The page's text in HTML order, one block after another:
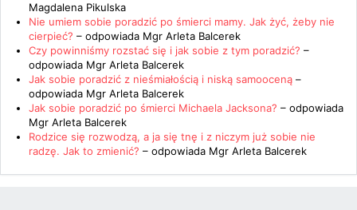
Magdalena Pikulska
Nie umiem sobie poradzić po śmierci mamy. Jak żyć, żeby nie
cierpieć? – odpowiada Mgr Arleta Balcerek
Czy powinniśmy rozstać się i jak sobie z tym poradzić? –
odpowiada Mgr Arleta Balcerek
Jak sobie poradzić z nieśmiałością i niską samooceną –
odpowiada Mgr Arleta Balcerek
Jak sobie poradzić po śmierci Michaela Jacksona? – odpowiada
Mgr Arleta Balcerek
Rodzice się rozwodzą, a ja się tnę i z niczym już sobie nie
radzę. Jak to zmienić? – odpowiada Mgr Arleta Balcerek